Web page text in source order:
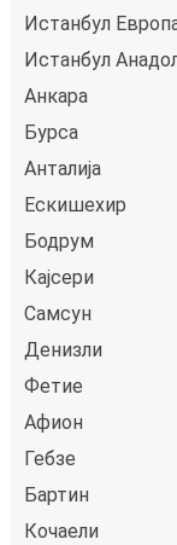
Истанбул
Истанбул
Анкара
Бурса
Анталија
Ескишехир
Бодрум
Кајсери
Самсун
Денизли
Фетие
Афион
Гебзе
Бартин
Кoчаели